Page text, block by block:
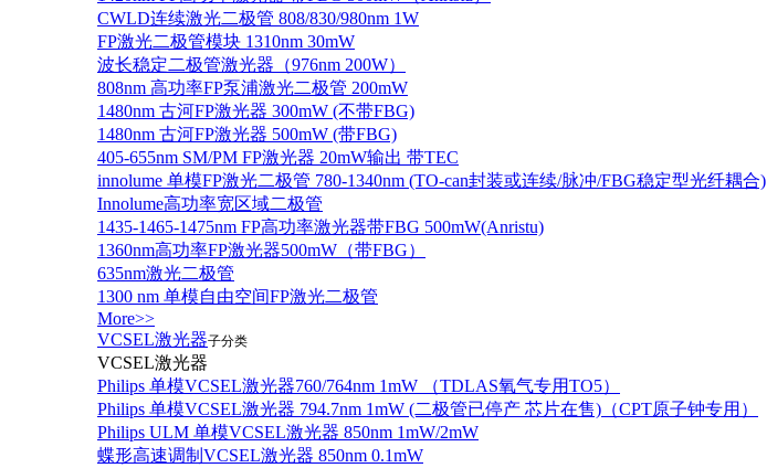
CWLD连续激光二极管 808/830/980nm 1W
FP激光二极管模块 1310nm 30mW
波长稳定二极管激光器（976nm 200W）
808nm 高功率FP泵浦激光二极管 200mW
1480nm 古河FP激光器 300mW (不带FBG)
1480nm 古河FP激光器 500mW (带FBG)
405-655nm SM/PM FP激光器 20mW输出 带TEC
innolume 单模FP激光二极管 780-1340nm (TO-can封装或连续/脉冲/FBG稳定型光纤耦合)
Innolume高功率宽区域二极管
1435-1465-1475nm FP高功率激光器带FBG 500mW(Anristu)
1360nm高功率FP激光器500mW（带FBG）
635nm激光二极管
1300 nm 单模自由空间FP激光二极管
More>>
VCSEL激光器子分类
VCSEL激光器
Philips 单模VCSEL激光器760/764nm 1mW （TDLAS氧气专用TO5）
Philips 单模VCSEL激光器 794.7nm 1mW (二极管已停产 芯片在售)（CPT原子钟专用）
Philips ULM 单模VCSEL激光器 850nm 1mW/2mW
蝶形高速调制VCSEL激光器 850nm 0.1mW